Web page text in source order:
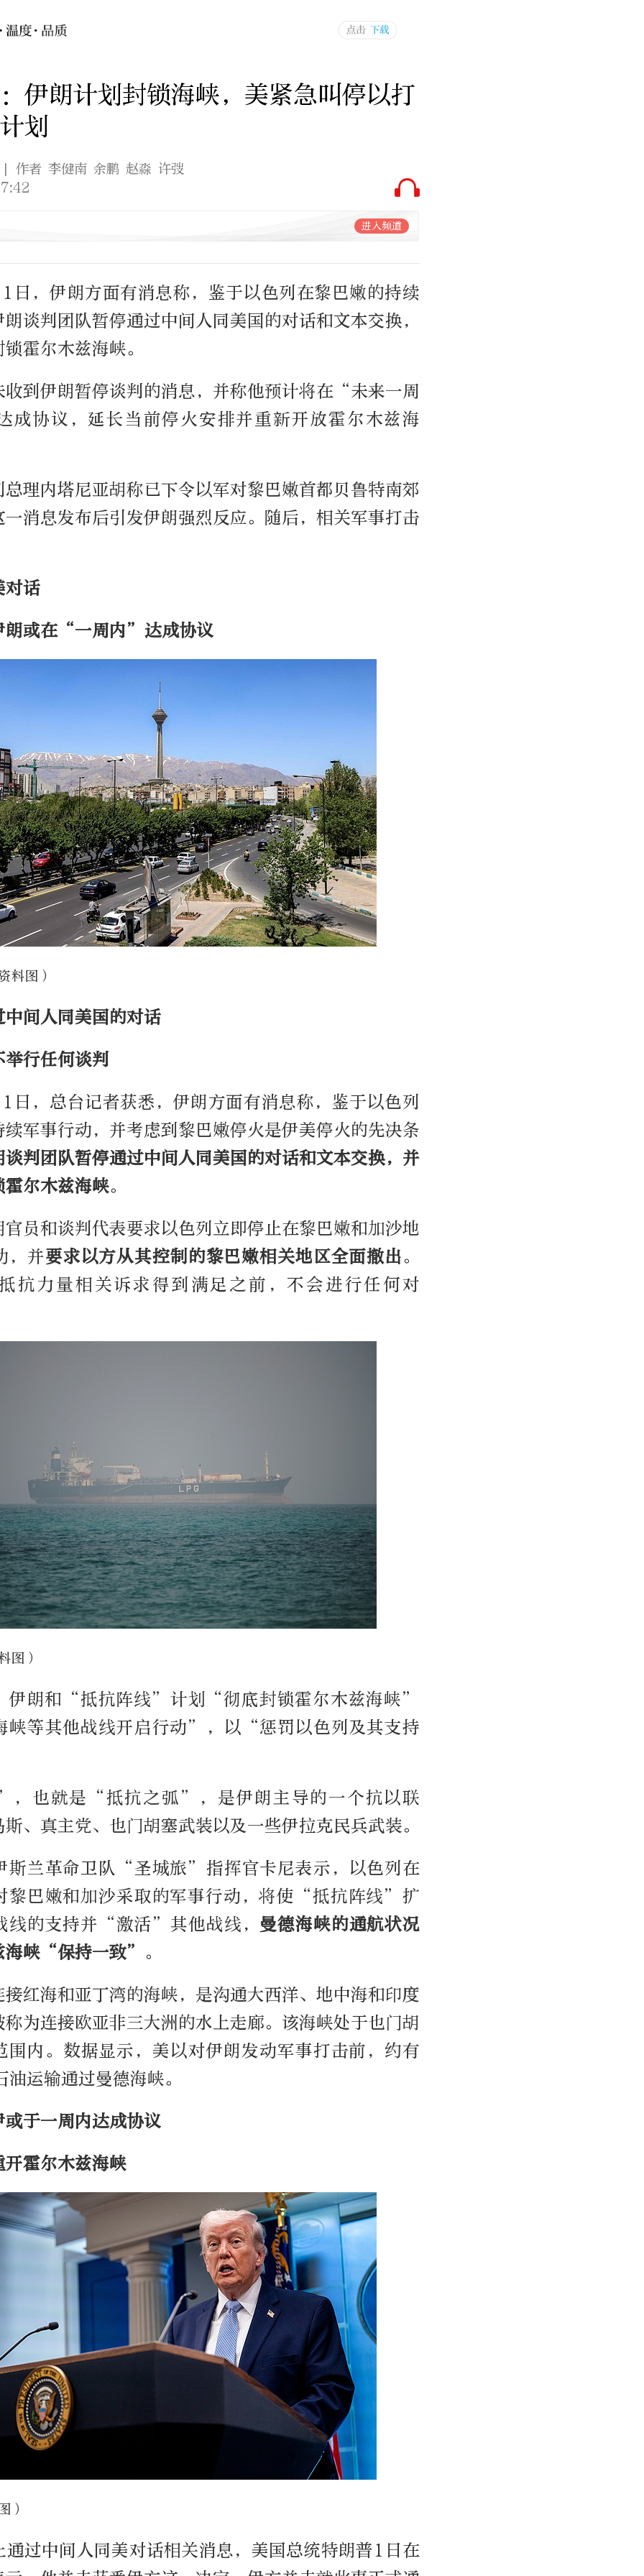
伊朗计划封锁海峡，美紧急叫停以打
划
| 作者 李健南 余鹏 赵淼 许弢
进入频道
日，伊朗方面有消息称，鉴于以色列在黎巴嫩的持续
谈判团队暂停通过中间人同美国的对话和文本交换，
霍尔木兹海峡。
收到伊朗暂停谈判的消息，并称他预计将在“未来一周
成协议，延长当前停火安排并重新开放霍尔木兹海
理内塔尼亚胡称已下令以军对黎巴嫩首都贝鲁特南郊
消息发布后引发伊朗强烈反应。随后，相关军事打击
对话
朗或在“一周内”达成协议
料图）
间人同美国的对话
行任何谈判
日，总台记者获悉，伊朗方面有消息称，鉴于以色列
军事行动，并考虑到黎巴嫩停火是伊美停火的先决条
谈判团队暂停通过中间人同美国的对话和文本交换，并
尔木兹海峡。
员和谈判代表要求以色列立即停止在黎巴嫩和加沙地
，并要求以方从其控制的黎巴嫩相关地区全面撤出。
抗力量相关诉求得到满足之前，不会进行任何对
图）
伊朗和“抵抗阵线”计划“彻底封锁霍尔木兹海峡”
峡等其他战线开启行动”，以“惩罚以色列及其支持
也就是“抵抗之弧”，是伊朗主导的一个抗以联
、真主党、也门胡塞武装以及一些伊拉克民兵武装。
斯兰革命卫队“圣城旅”指挥官卡尼表示，以色列在
黎巴嫩和加沙采取的军事行动，将使“抵抗阵线”扩
线的支持并“激活”其他战线， 曼德海峡的通航状况
海峡“保持一致” 。
红海和亚丁湾的海峡，是沟通大西洋、地中海和印度
为连接欧亚非三大洲的水上走廊。该海峡处于也门胡
围内。数据显示，美以对伊朗发动军事打击前，约有
运输通过曼德海峡。
于一周内达成协议
霍尔木兹海峡
）
通过中间人同美对话相关消息，美国总统特朗普1日在